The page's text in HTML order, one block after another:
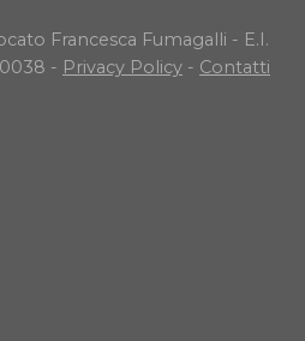
Francesca Fumagalli - E.I.
- Privacy Policy - Contatti